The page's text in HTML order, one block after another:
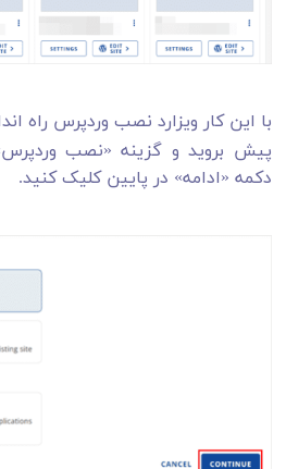
با این کار ویزارد نصب وردپرس راه
پیش بروید و گزینه «نصب
دکمه «ادامه» در پایین کلیک کنید.